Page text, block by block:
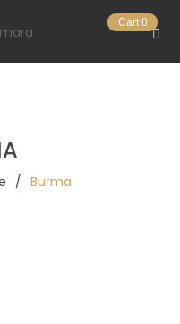
Cart 0
/ Burma